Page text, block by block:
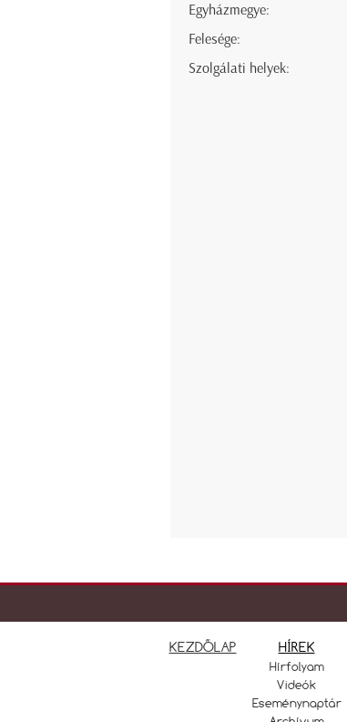
Egyházmegye:
Felesége:
Szolgálati helyek:
KEZDŐLAP HÍREK
Hírfolyam
Videók
Eseménynaptár